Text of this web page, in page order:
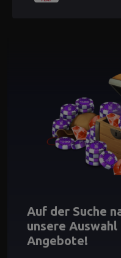
Auf der Suche
unsere
Angebote!